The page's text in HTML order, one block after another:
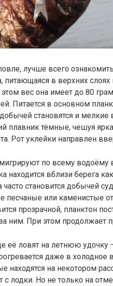
лучше всего
в верхних
этом вес она имеет до 80
Питается в основном
становятся и
плавник тёмные, чешуя
Рот уклейки направлен
по всему водоёму
находится вблизи берега
часто становится добычей
песчаные или каменистые
прозрачной, планктон
ним. При этом продолжает
её ловят на летнюю
даже в холодное
находятся на некотором
с лодки. Но не только на